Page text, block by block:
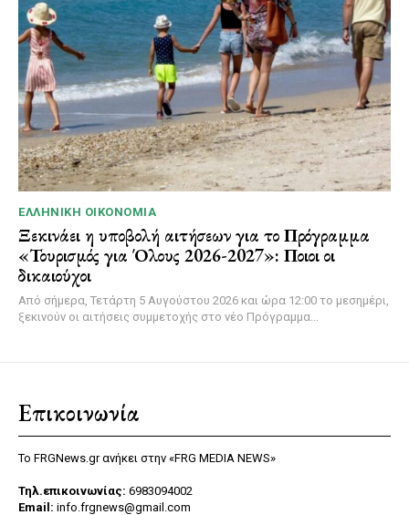
ΕΛΛΗΝΙΚΉ ΟΙΚΟΝΟΜΊΑ
Ξεκινάει η υποβολή αιτήσεων για το Πρόγραμμα
«Τουρισμός για Όλους 2026-2027»: Ποιοι οι
δικαιούχοι
Από σήμερα, Τετάρτη 5 Αυγούστου 2026 και ώρα 12:00 το μεσημέρι,
ξεκινούν οι αιτήσεις συμμετοχής στο νέο Πρόγραμμα...
Επικοινωνία
Το FRGNews.gr ανήκει στην «FRG MEDIA NEWS»
Τηλ.επικοινωνίας: 6983094002
Email: info.frgnews@gmail.com